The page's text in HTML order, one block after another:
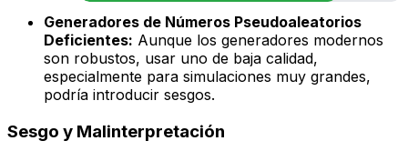
Generadores de Números Pseudoaleatorios
Deficientes: Aunque los generadores modernos
son robustos, usar uno de baja calidad,
especialmente para simulaciones muy grandes,
podría introducir sesgos.
Sesgo y Malinterpretación